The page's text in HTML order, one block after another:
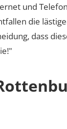
und
die
dass